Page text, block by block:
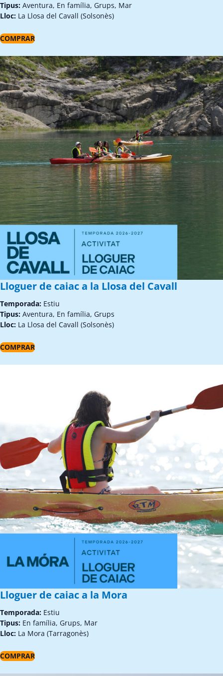
Tipus: Aventura, En família, Grups, Mar
Lloc: La Llosa del Cavall (Solsonès)
COMPRAR
Lloguer de caiac a la Llosa del Cavall
Temporada: Estiu
Tipus: Aventura, En família, Grups
Lloc: La Llosa del Cavall (Solsonès)
COMPRAR
Lloguer de caiac a la Mora
Temporada: Estiu
Tipus: En família, Grups, Mar
Lloc: La Mora (Tarragonès)
COMPRAR